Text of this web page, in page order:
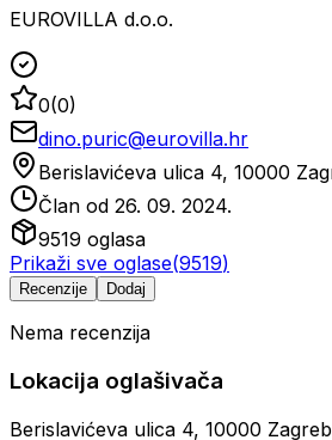
EUROVILLA d.o.o.
0(0)
dino.puric@eurovilla.hr
Berislavićeva ulica 4, 10000
Član od 26. 09. 2024.
9519 oglasa
Prikaži sve oglase(9519)
Recenzije Dodaj
Nema recenzija
Lokacija oglašivača
Berislavićeva ulica 4, 10000 Zagreb